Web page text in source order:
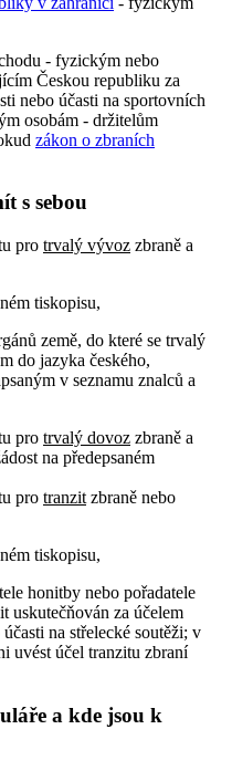
- fyzickým nebo
Českou republiku za
nebo účasti na sportovních
osobám - držitelům
zákon o zbraních
s sebou
pro trvalý vývoz zbraně a
tiskopisu,
země, do které se trvalý
do jazyka českého,
v seznamu znalců a
pro trvalý dovoz zbraně a
na předepsaném
pro tranzit zbraně nebo
tiskopisu,
honitby nebo pořadatele
uskutečňován za účelem
na střelecké soutěži; v
uvést účel tranzitu zbraní
a kde jsou k